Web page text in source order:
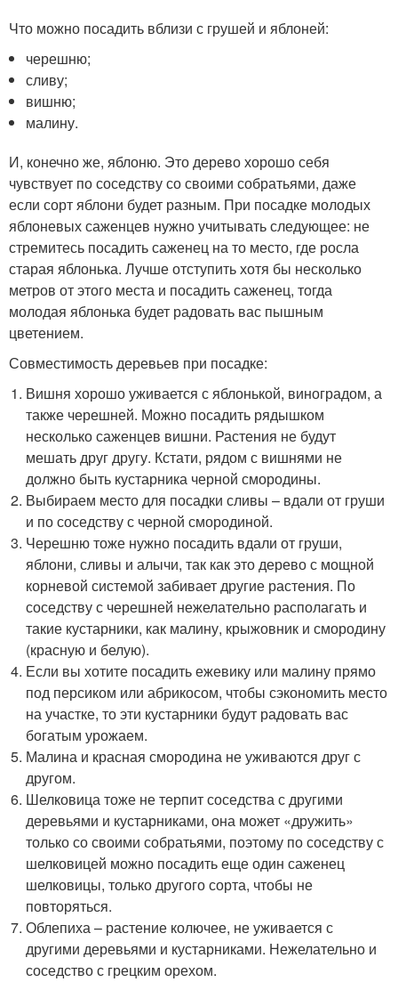
Что можно посадить вблизи с грушей и яблоней:
черешню;
сливу;
вишню;
малину.
И, конечно же, яблоню. Это дерево хорошо себя
чувствует по соседству со своими собратьями, даже
если сорт яблони будет разным. При посадке молодых
яблоневых саженцев нужно учитывать следующее: не
стремитесь посадить саженец на то место, где росла
старая яблонька. Лучше отступить хотя бы несколько
метров от этого места и посадить саженец, тогда
молодая яблонька будет радовать вас пышным
цветением.
Совместимость деревьев при посадке:
Вишня хорошо уживается с яблонькой, виноградом, а
также черешней. Можно посадить рядышком
несколько саженцев вишни. Растения не будут
мешать друг другу. Кстати, рядом с вишнями не
должно быть кустарника черной смородины.
Выбираем место для посадки сливы – вдали от груши
и по соседству с черной смородиной.
Черешню тоже нужно посадить вдали от груши,
яблони, сливы и алычи, так как это дерево с мощной
корневой системой забивает другие растения. По
соседству с черешней нежелательно располагать и
такие кустарники, как малину, крыжовник и смородину
(красную и белую).
Если вы хотите посадить ежевику или малину прямо
под персиком или абрикосом, чтобы сэкономить место
на участке, то эти кустарники будут радовать вас
богатым урожаем.
Малина и красная смородина не уживаются друг с
другом.
Шелковица тоже не терпит соседства с другими
деревьями и кустарниками, она может «дружить»
только со своими собратьями, поэтому по соседству с
шелковицей можно посадить еще один саженец
шелковицы, только другого сорта, чтобы не
повторяться.
Облепиха – растение колючее, не уживается с
другими деревьями и кустарниками. Нежелательно и
соседство с грецким орехом.